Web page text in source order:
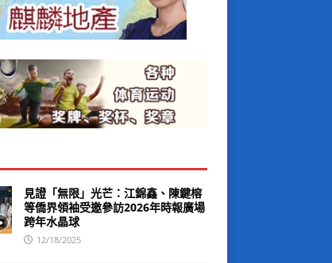
見證「無限」光芒：江錦鑫、陳鍵榕
等僑界領袖受邀參訪2026年時報廣場
跨年水晶球
12/18/2025